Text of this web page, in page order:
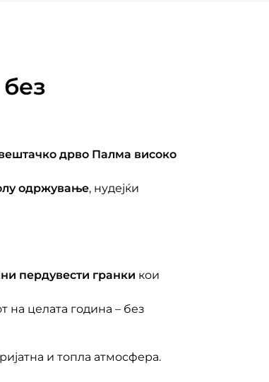
дрво Палма високо
одржување, нудејќи
пердувести гранки кои
на целата година – без
и топла атмосфера.